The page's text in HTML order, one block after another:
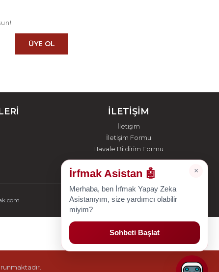
ÜYE OL
İLETİŞİM
İletişim
İletişim Formu
Havale Bildirim Formu
×
İrfmak Asistan 🤖
Merhaba, ben İrfmak Yapay Zeka
Asistanıyım, size yardımcı olabilir
miyim?
Sohbeti Başlat